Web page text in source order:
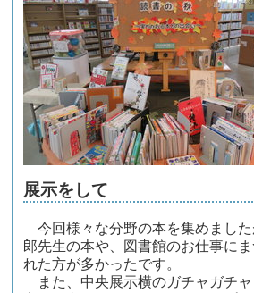
展示をして
今回様々な分野の本を集めまし
郎先生の本や、図書館のお仕事に
れた方が多かったです。
また、中央展示横のガチャガチ